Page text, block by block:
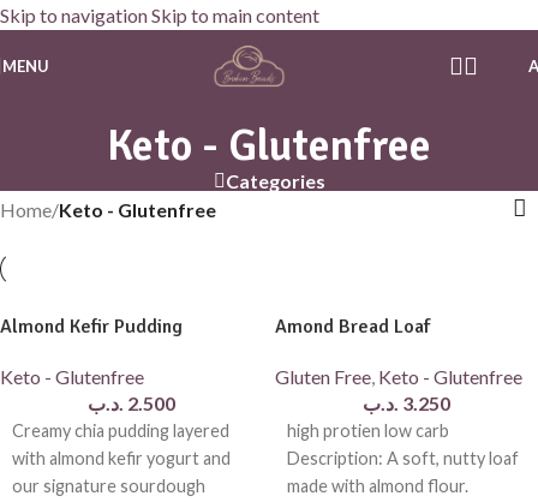
Skip to navigationSkip to main content
MENU
Keto - Glutenfree
Categories
Home/Keto - Glutenfree
Almond Kefir Pudding
Keto - Glutenfree
2.500 .د.ب
Creamy chia pudding layered
with almond kefir yogurt and
our signature sourdough
Amond Bread Loaf
Gluten Free, Keto - Glutenfree
3.250 .د.ب
high protien low carb
Description: A soft, nutty loaf
made with almond flour.